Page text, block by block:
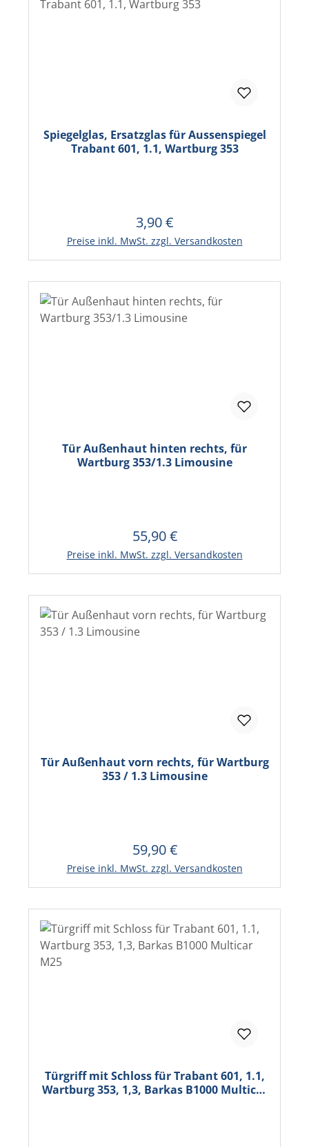
Spiegelglas, Ersatzglas für Aussenspiegel
Trabant 601, 1.1, Wartburg 353
Regulärer Preis:
3,90 €
Preise inkl. MwSt. zzgl. Versandkosten
In den Warenkorb
Tür Außenhaut hinten rechts, für
Wartburg 353/1.3 Limousine
Regulärer Preis:
55,90 €
Preise inkl. MwSt. zzgl. Versandkosten
In den Warenkorb
Tür Außenhaut vorn rechts, für Wartburg
353 / 1.3 Limousine
Regulärer Preis:
59,90 €
Preise inkl. MwSt. zzgl. Versandkosten
In den Warenkorb
Türgriff mit Schloss für Trabant 601, 1.1,
Wartburg 353, 1,3, Barkas B1000 Multicar